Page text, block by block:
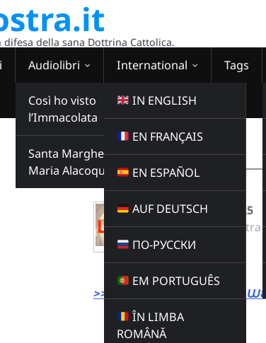
della sana Dottrina Cattolica.
Audiolibri
Così ho visto
l’Immacolata
Santa Margherita
Maria Alacoque
International
IN ENGLISH
EN FRANÇAIS
EN ESPAÑOL
AUF DEUTSCH
ПО-РУССКИ
EM PORTUGUÊS
ÎN LIMBA
ROMÂNĂ
Tags
WEBRADIO
00:00:00
Omelia del 26 10 25
Radio Domina Nostra
OMELIE
Buy this album
>>> LINK DIRETTO ALLA
Donazioni